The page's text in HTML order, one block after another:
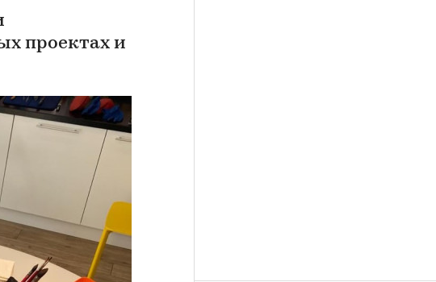
проектах и